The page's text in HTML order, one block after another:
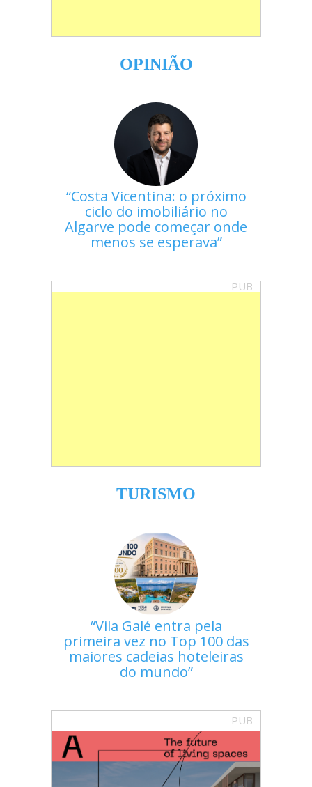
OPINIÃO
Costa Vicentina: o próximo
ciclo do imobiliário no
Algarve pode começar onde
menos se esperava
PUB
TURISMO
Vila Galé entra pela
primeira vez no Top 100 das
maiores cadeias hoteleiras
do mundo
PUB